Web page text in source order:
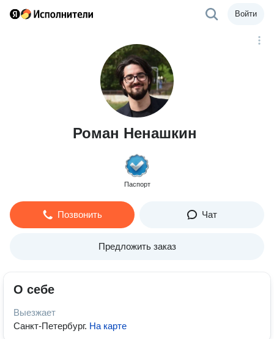
Войти
Роман Ненашкин
Паспорт
Позвонить Чат
Предложить заказ
О себе
Выезжает
Санкт-Петербург. На карте